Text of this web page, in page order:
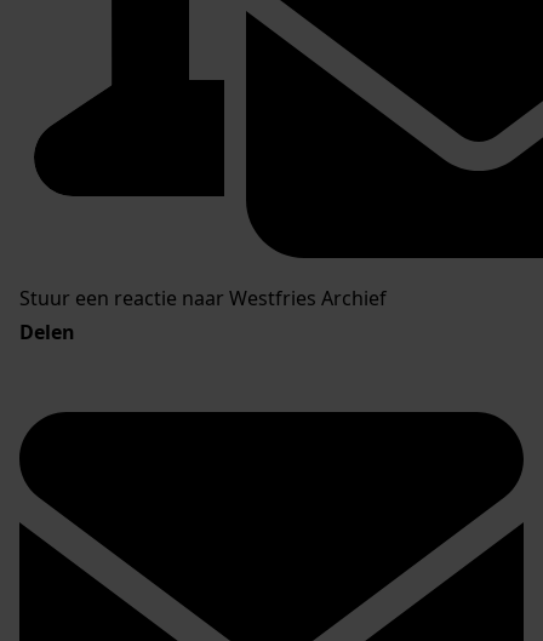
Stuur een reactie naar Westfries Archief
Delen